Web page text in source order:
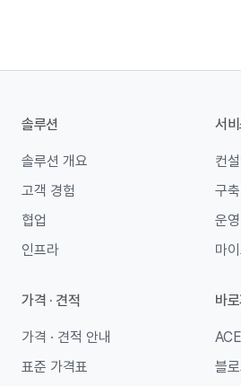
솔루션
솔루션 개요
고객 경험
협업
인프라
서
컨
구축
운영
마
가격 · 견적
가격 · 견적 안내
표준 가격표
바로
블